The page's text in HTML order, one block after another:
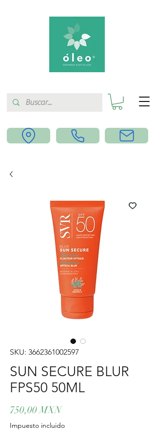
SKU: 3662361002597
SUN SECURE BLUR
FPS50 50ML
750,00 MXNPrecio
Impuesto incluido